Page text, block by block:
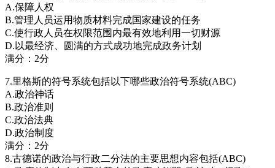
A.保障人权
B.管理人员运用物质材料完成国家建设的任务
C.使行政人员在权限范围内最有效地利用一切财源
D.以最经济、圆满的方式成功地完成政务计划
满分：2分
7.里格斯的符号系统包括以下哪些政治符号系统(ABC)
A.政治神话
B.政治准则
C.政治法典
D.政治制度
满分：2分
8.古德诺的政治与行政二分法的主要思想内容包括(ABC)